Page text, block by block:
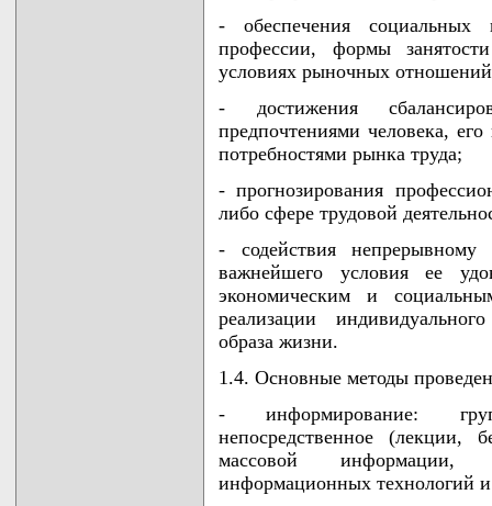
- обеспечения социальных
профессии, формы
условиях рыночных
- достижения
предпочтениями человека,
потребностями рынка труда;
- прогнозирования
либо сфере трудовой
- содействия непрерывному
важнейшего условия ее
экономическим и
реализации
образа жизни.
1.4. Основные методы
- информирование:
непосредственное (лекции,
массовой информации,
информационных технологий и